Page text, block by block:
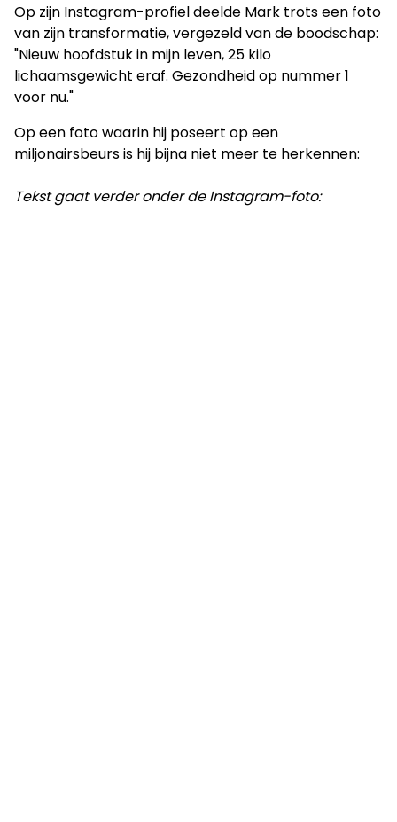
Op zijn Instagram-profiel deelde Mark trots een foto
van zijn transformatie, vergezeld van de boodschap:
"Nieuw hoofdstuk in mijn leven, 25 kilo
lichaamsgewicht eraf. Gezondheid op nummer 1
voor nu."
Op een foto waarin hij poseert op een
miljonairsbeurs is hij bijna niet meer te herkennen:
Tekst gaat verder onder de Instagram-foto: